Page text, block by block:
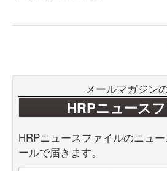
メールマガジン
HRPニュース
HRPニュースファイルのニュ
ールで届きます。